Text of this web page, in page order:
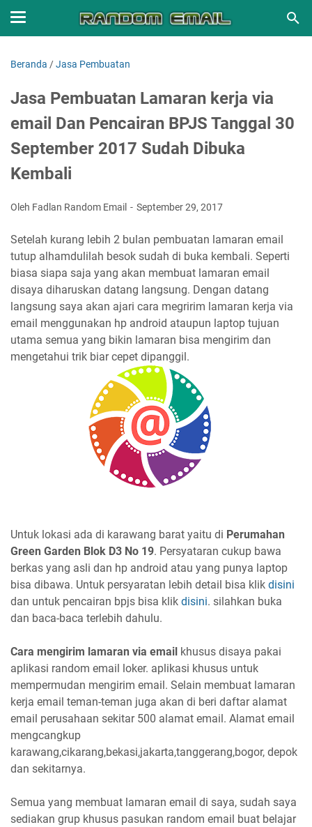
Beranda /Jasa Pembuatan
Jasa Pembuatan Lamaran kerja via
email Dan Pencairan BPJS Tanggal 30
September 2017 Sudah Dibuka
Kembali
Oleh Fadlan Random Email September 29, 2017
Setelah kurang lebih 2 bulan pembuatan lamaran email
tutup alhamdulilah besok sudah di buka kembali. Seperti
biasa siapa saja yang akan membuat lamaran email
disaya diharuskan datang langsung. Dengan datang
langsung saya akan ajari cara megririm lamaran kerja via
email menggunakan hp android ataupun laptop tujuan
utama semua yang bikin lamaran bisa mengirim dan
mengetahui trik biar cepet dipanggil.
Untuk lokasi ada di karawang barat yaitu di Perumahan
Green Garden Blok D3 No 19. Persyataran cukup bawa
berkas yang asli dan hp android atau yang punya laptop
bisa dibawa. Untuk persyaratan lebih detail bisa klik disini
dan untuk pencairan bpjs bisa klik disini. silahkan buka
dan baca-baca terlebih dahulu.
Cara mengirim lamaran via email khusus disaya pakai
aplikasi random email loker. aplikasi khusus untuk
mempermudan mengirim email. Selain membuat lamaran
kerja email teman-teman juga akan di beri daftar alamat
email perusahaan sekitar 500 alamat email. Alamat email
mengcangkup
karawang,cikarang,bekasi,jakarta,tanggerang,bogor, depok
dan sekitarnya.
Semua yang membuat lamaran email di saya, sudah saya
sediakan grup khusus pasukan random email buat belajar